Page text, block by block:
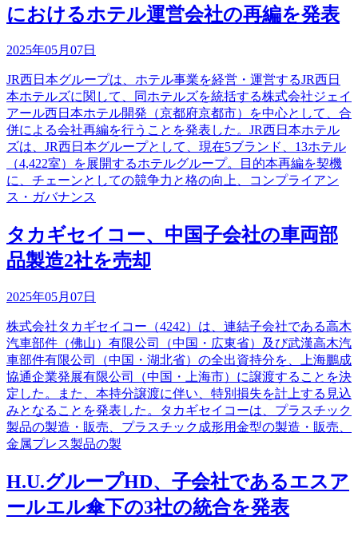
におけるホテル運営会社の再編を発表
2025年05月07日
JR西日本グループは、ホテル事業を経営・運営するJR西日
本ホテルズに関して、同ホテルズを統括する株式会社ジェイ
アール西日本ホテル開発（京都府京都市）を中心として、合
併による会社再編を行うことを発表した。JR西日本ホテル
ズは、JR西日本グループとして、現在5ブランド、13ホテル
（4,422室）を展開するホテルグループ。目的本再編を契機
に、チェーンとしての競争力と格の向上、コンプライアン
ス・ガバナンス
タカギセイコー、中国子会社の車両部
品製造2社を売却
2025年05月07日
株式会社タカギセイコー（4242）は、連結子会社である高木
汽車部件（佛山）有限公司（中国・広東省）及び武漢高木汽
車部件有限公司（中国・湖北省）の全出資持分を、上海鵬成
協通企業発展有限公司（中国・上海市）に譲渡することを決
定した。また、本持分譲渡に伴い、特別損失を計上する見込
みとなることを発表した。タカギセイコーは、プラスチック
製品の製造・販売、プラスチック成形用金型の製造・販売、
金属プレス製品の製
H.U.グループHD、子会社であるエスア
ールエル傘下の3社の統合を発表